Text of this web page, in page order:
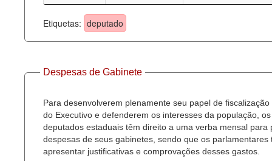
Legislação
Agenda
Perguntas frequentes
Etiquetas: deputado
Despesas de Gabinete
Para desenvolverem plenamente seu papel de fiscalização
do Executivo e defenderem os interesses da população, os
deputados estaduais têm direito a uma verba mensal para
despesas de seus gabinetes, sendo que os parlamentares
apresentar justificativas e comprovações desses gastos.